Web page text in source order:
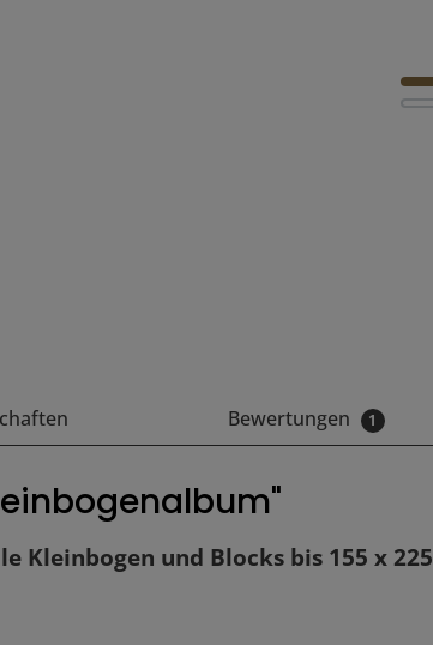
Bewertungen 1
Kleinbogen und Blocks bis 155 x 225